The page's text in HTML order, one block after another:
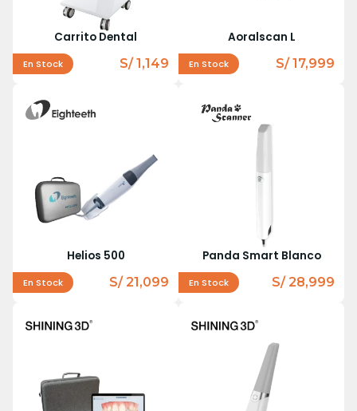
Carrito Dental
En Stock S/ 1,149
Aoralscan L
En Stock S/ 17,999
Helios 500
En Stock S/ 21,099
Panda Smart Blanco
En Stock S/ 28,999